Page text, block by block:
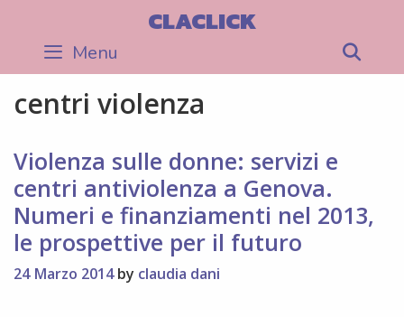
content
CLACLICK
Menu
centri violenza
Violenza sulle donne: servizi e
centri antiviolenza a Genova.
Numeri e finanziamenti nel 2013,
le prospettive per il futuro
24 Marzo 2014 by claudia dani